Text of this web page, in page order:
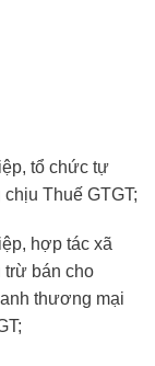
tổ chức tự
Thuế GTGT;
hợp tác xã
trừ bán cho
thương mại